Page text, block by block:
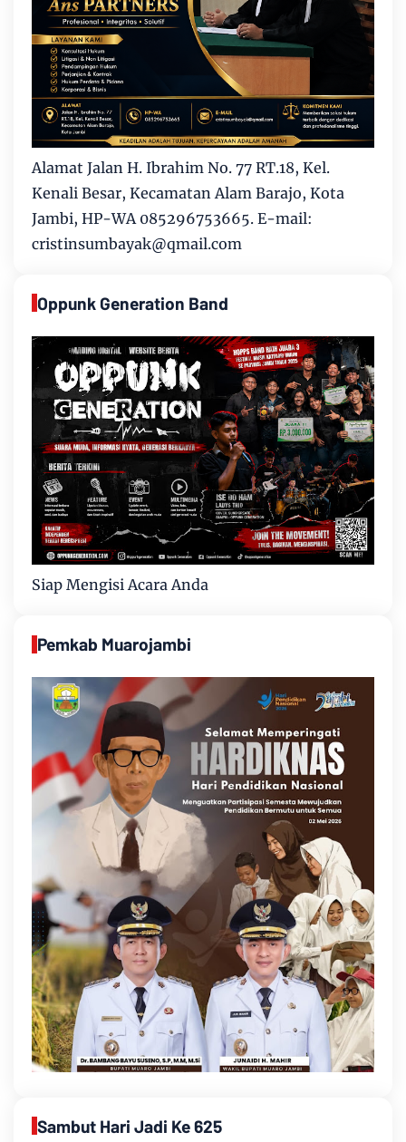
Alamat Jalan H. Ibrahim No. 77 RT.18, Kel.
Kenali Besar, Kecamatan Alam Barajo, Kota
Jambi, HP-WA 085296753665. E-mail:
cristinsumbayak@qmail.com
Oppunk Generation Band
Siap Mengisi Acara Anda
Pemkab Muarojambi
Sambut Hari Jadi Ke 625